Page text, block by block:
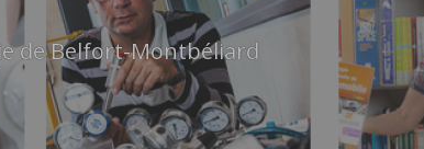
de Belfort-Montbéliard